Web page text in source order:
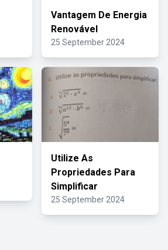
Vantagem De Energia
Renovável
25 September 2024
Utilize As
Propriedades Para
Simplificar
25 September 2024